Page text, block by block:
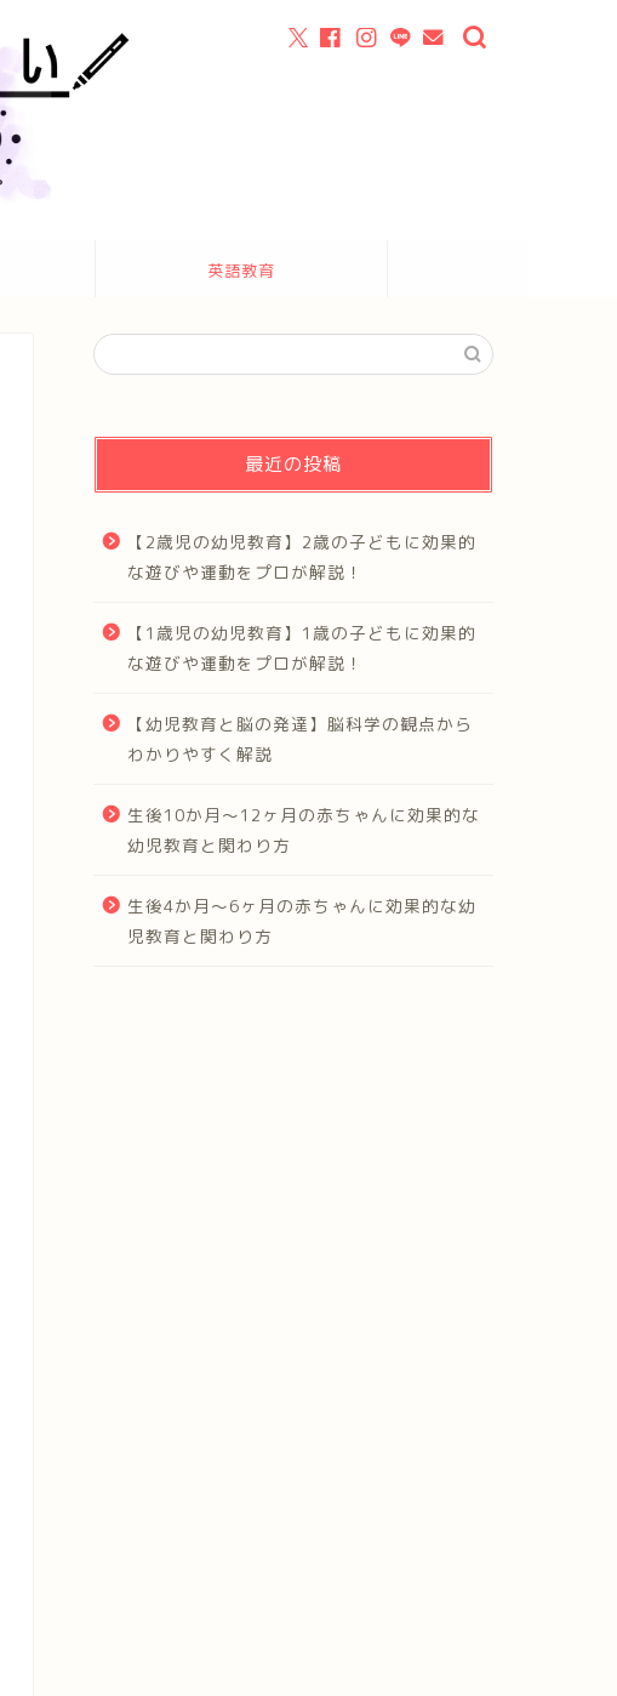
英語教育
最近の投稿
【2歳児の幼児教育】2歳の子どもに効果的
な遊びや運動をプロが解説！
【1歳児の幼児教育】1歳の子どもに効果的
な遊びや運動をプロが解説！
【幼児教育と脳の発達】脳科学の観点から
わかりやすく解説
生後10か月～12ヶ月の赤ちゃんに効果的な
幼児教育と関わり方
生後4か月～6ヶ月の赤ちゃんに効果的な幼
児教育と関わり方